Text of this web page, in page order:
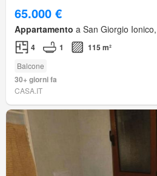
65.000 €
Appartamento a San Giorgio
4 1 115 m²
Balcone
30+ giorni fa
CASA.IT